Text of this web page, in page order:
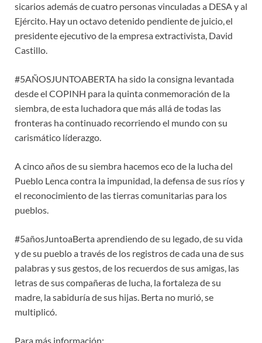
sicarios además de cuatro personas vinculadas a DESA y al
Ejército. Hay un octavo detenido pendiente de juicio, el
presidente ejecutivo de la empresa extractivista, David
Castillo.
#5AÑOSJUNTOABERTA ha sido la consigna levantada
desde el COPINH para la quinta conmemoración de la
siembra, de esta luchadora que más allá de todas las
fronteras ha continuado recorriendo el mundo con su
carismático líderazgo.
A cinco años de su siembra hacemos eco de la lucha del
Pueblo Lenca contra la impunidad, la defensa de sus ríos y
el reconocimiento de las tierras comunitarias para los
pueblos.
#5añosJuntoaBerta aprendiendo de su legado, de su vida
y de su pueblo a través de los registros de cada una de sus
palabras y sus gestos, de los recuerdos de sus amigas, las
letras de sus compañeras de lucha, la fortaleza de su
madre, la sabiduría de sus hijas. Berta no murió, se
multiplicó.
Para más información: